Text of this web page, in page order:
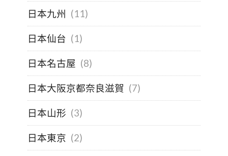
日本九州 (11)
日本仙台 (1)
日本名古屋 (8)
日本大阪京都奈良滋賀 (7)
日本山形 (3)
日本東京 (2)